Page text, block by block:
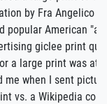
a very
The
They
of the